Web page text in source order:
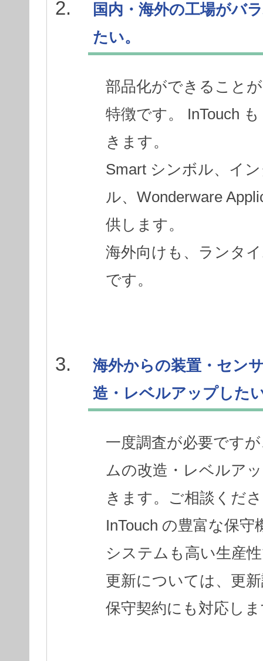
国内・海外の工場がバ
たい。
部品化ができること
特徴です。 InTouch
きます。
Smart シンボル、イ
ル、Wonderware
供します。
海外向けも、ランタ
です。
海外からの装置・セン
造・レベルアップした
一度調査が必要です
ムの改造・レベルア
きます。ご相談くだ
InTouch の豊富な保
システムも高い生産
更新については、更
保守契約にも対応し